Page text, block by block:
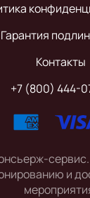
Гарантия
Контакты
+7 (800) 444-
сервис.
и